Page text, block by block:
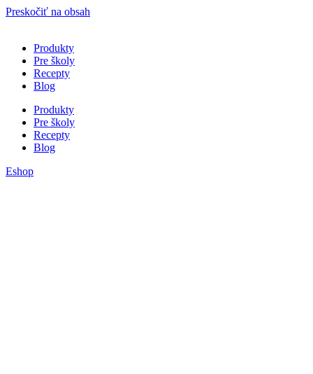
Preskočiť na obsah
Produkty
Pre školy
Recepty
Blog
Produkty
Pre školy
Recepty
Blog
Eshop